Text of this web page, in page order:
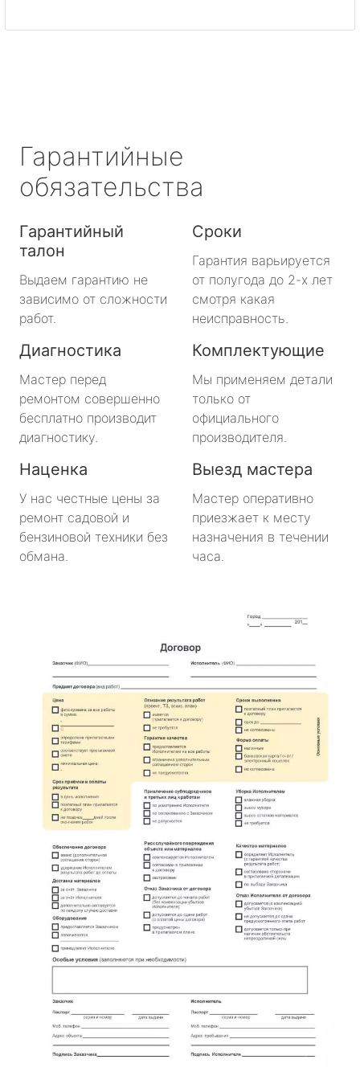
Сясьстрой
Тосно
Шлиссельбург
Важины
Вырица
Дружная Горка
имени Морозова
имени Свердлова
Красный Бор
Кузнечное
Кузьмоловский
Лебяжье
Лесогорский
Мга
Назия
Никольский
Гарантийные
обязательства
Гарантийный
талон
Выдаем гарантию не
зависимо от сложности
работ.
Сроки
Гарантия варьируется
от полугода до 2-х лет
смотря какая
неисправность.
Диагностика
Мастер перед
ремонтом совершенно
бесплатно производит
диагностику.
Комплектующие
Мы применяем детали
только от
официального
производителя.
Наценка
У нас честные цены за
ремонт садовой и
бензиновой техники без
обмана.
Выезд мастера
Мастер оперативно
приезжает к месту
назначения в течении
часа.